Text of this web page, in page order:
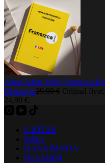
Adım Adım 1000 Fransızca
Okunuşlu29,90€ Orijinal fiyat:
24,90 €.
E-KİTAP
İrtİbat
HAKKIMIZDA
HESABIM